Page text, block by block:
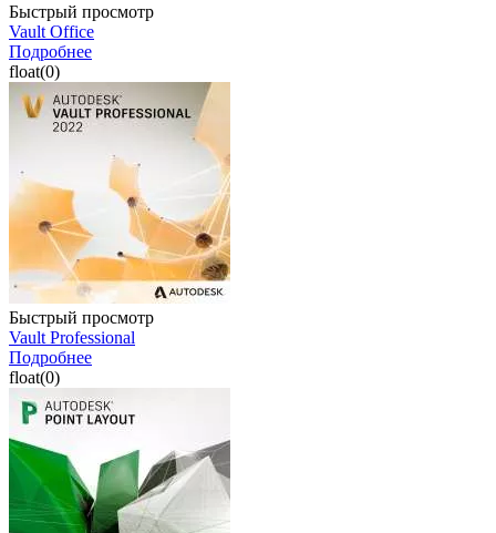
Быстрый просмотр
Vault Office
Подробнее
float(0)
Быстрый просмотр
Vault Professional
Подробнее
float(0)